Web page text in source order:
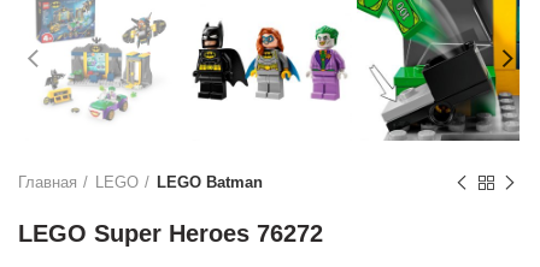
Главная LEGO LEGO Batman
LEGO Super Heroes 76272